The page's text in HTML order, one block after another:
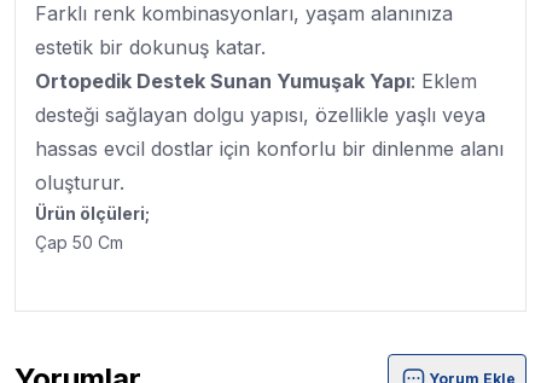
Farklı renk kombinasyonları, yaşam alanınıza
estetik bir dokunuş katar.
Ortopedik Destek Sunan Yumuşak Yapı: Eklem
desteği sağlayan dolgu yapısı, özellikle yaşlı veya
hassas evcil dostlar için konforlu bir dinlenme alanı
oluşturur.
Ürün ölçüleri;
Çap 50 Cm
Yorum Ekle